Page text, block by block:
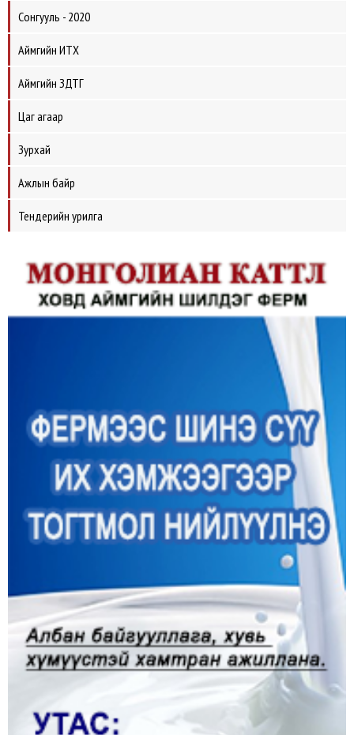
Сонгууль - 2020
Аймгийн ИТХ
Аймгийн ЗДТГ
Цаг агаар
Зурхай
Ажлын байр
Тендерийн урилга